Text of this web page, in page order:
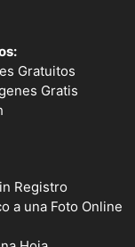
Gratuitos
Gratis
Registro
a una Foto Online